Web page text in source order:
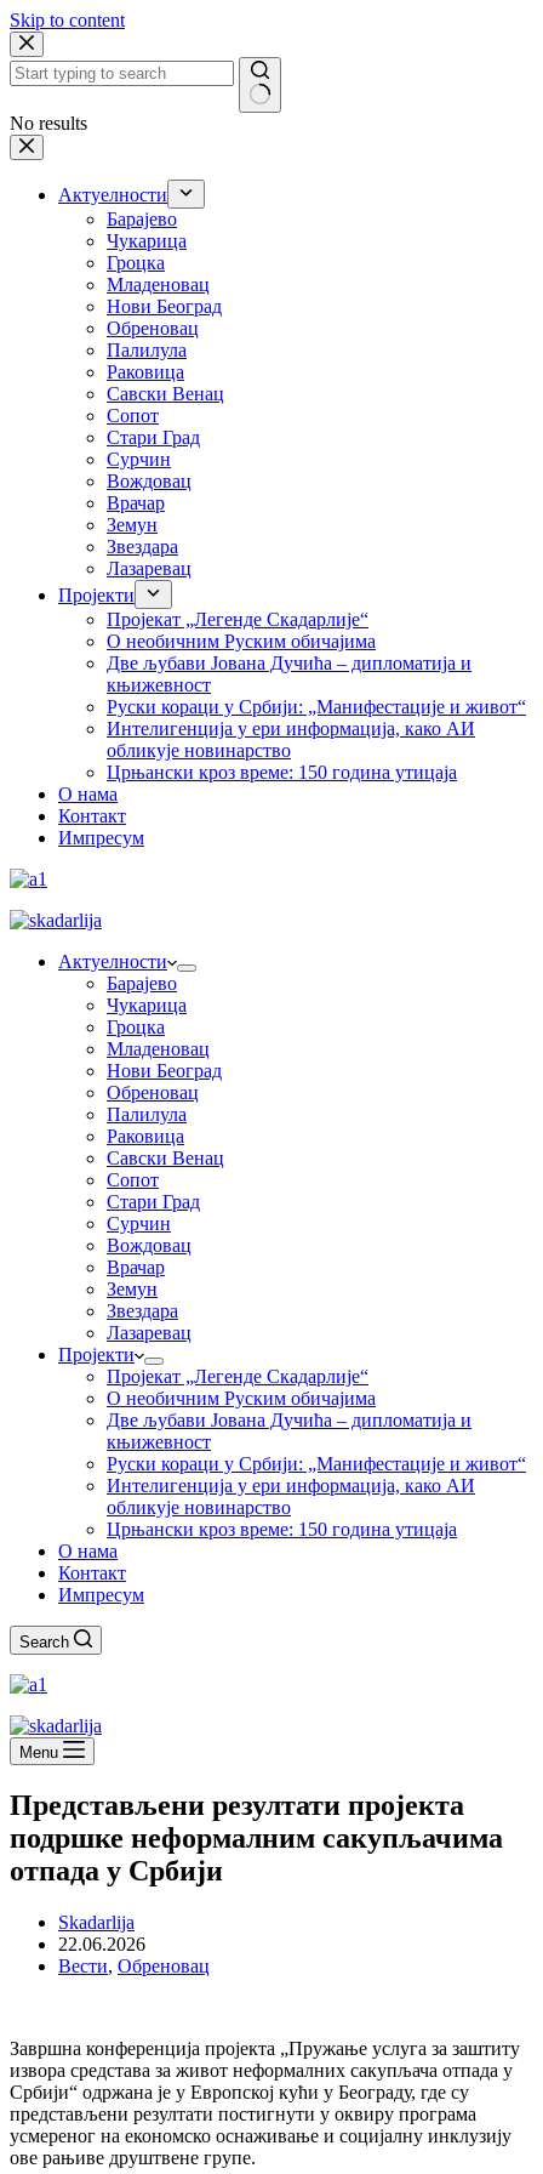
Skip to content
No results
Актуелности
Барајево
Чукарица
Гроцка
Младеновац
Нови Београд
Обреновац
Палилула
Раковица
Савски Венац
Сопот
Стари Град
Сурчин
Вождовац
Врачар
Земун
Звездара
Лазаревац
Пројекти
Пројекат „Легенде Скадарлије“
О необичним Руским обичајима
Две љубави Јована Дучића – дипломатија и
књижевност
Руски кораци у Србији: „Манифестације и живот“
Интелигенција у ери информација, како АИ
обликује новинарство
Црњански кроз време: 150 година утицаја
О нама
Контакт
Импресум
Актуелности
Барајево
Чукарица
Гроцка
Младеновац
Нови Београд
Обреновац
Палилула
Раковица
Савски Венац
Сопот
Стари Град
Сурчин
Вождовац
Врачар
Земун
Звездара
Лазаревац
Пројекти
Пројекат „Легенде Скадарлије“
О необичним Руским обичајима
Две љубави Јована Дучића – дипломатија и
књижевност
Руски кораци у Србији: „Манифестације и живот“
Интелигенција у ери информација, како АИ
обликује новинарство
Црњански кроз време: 150 година утицаја
О нама
Контакт
Импресум
Search
Menu
Представљени резултати пројекта
подршке неформалним сакупљачима
отпада у Србији
Skadarlija
22.06.2026
Вести, Обреновац
Завршна конференција пројекта „Пружање услуга за заштиту
извора средстава за живот неформалних сакупљача отпада у
Србији“ одржана је у Европској кући у Београду, где су
представљени резултати постигнути у оквиру програма
усмереног на економско оснаживање и социјалну инклузију
ове рањиве друштвене групе.